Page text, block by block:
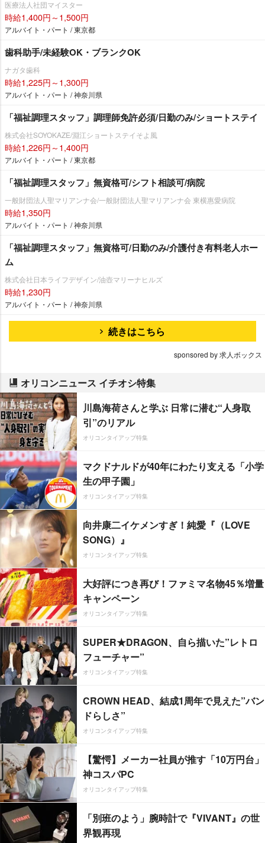
医療法人社団マイスター
時給1,400円～1,500円
アルバイト・パート / 東京都
歯科助手/未経験OK・ブランクOK
ナガタ歯科
時給1,225円～1,300円
アルバイト・パート / 神奈川県
「福祉調理スタッフ」調理師免許必須/日勤のみ/ショートステイ
株式会社SOYOKAZE/淵江ショートステイそよ風
時給1,226円～1,400円
アルバイト・パート / 東京都
「福祉調理スタッフ」無資格可/シフト相談可/病院
一般財団法人聖マリアンナ会/一般財団法人聖マリアンナ会 東横惠愛病院
時給1,350円
アルバイト・パート / 神奈川県
「福祉調理スタッフ」無資格可/日勤のみ/介護付き有料老人ホー
ム
株式会社日本ライフデザイン/油壺マリーナヒルズ
時給1,230円
アルバイト・パート / 神奈川県
続きはこちら
sponsored by 求人ボックス
オリコンニュース イチオシ特集
川島海荷さんと学ぶ 日常に潜む“人身取
引”のリアル
オリコンタイアップ特集
マクドナルドが40年にわたり支える「小学
生の甲子園」
オリコンタイアップ特集
向井康二イケメンすぎ！純愛『（LOVE
SONG）』
オリコンタイアップ特集
大好評につき再び！ファミマ名物45％増量
キャンペーン
オリコンタイアップ特集
SUPER★DRAGON、自ら描いた”レトロ
フューチャー”
オリコンタイアップ特集
CROWN HEAD、結成1周年で見えた”バン
ドらしさ”
オリコンタイアップ特集
【驚愕】メーカー社員が推す「10万円台」
神コスパPC
オリコンタイアップ特集
「別班のよう」腕時計で『VIVANT』の世
界観再現